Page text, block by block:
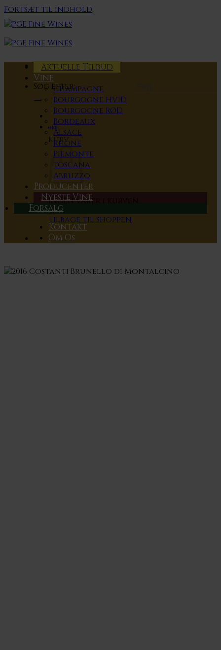
Fortsæt til indhold
Søg efter:
0 Kr.
Kurv
Ingen varer i kurven.
Tilbage til shoppen
Aktuelle Tilbud
Vine
Champagne
Bourgogne HVID
Bourgogne RØD
Bordeaux
Alsace
Rhone
Piemonte
Toscana
Abruzzo
Producenter
Nyeste Vine
Forsalg
Kontakt
Om Os